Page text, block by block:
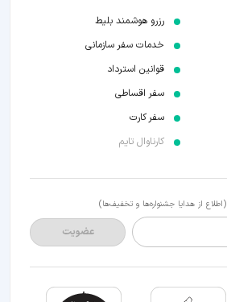
رزرو هوشمند بلیط
خدمات سفر سازمانی
قوانین استرداد
سفر اقساطی
سفر کارت
کارناوال تایم
(اطلاع از هدایا جشنواره‌ها و تخفیف‌ها)
عضویت